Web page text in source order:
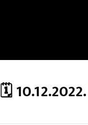
10.12.2022.